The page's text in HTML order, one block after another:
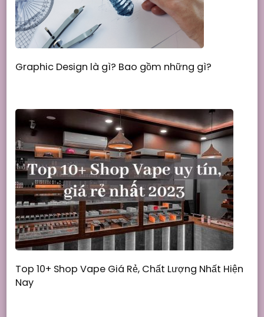
Graphic Design là gì? Bao gồm những gì?
Top 10+ Shop Vape Giá Rẻ, Chất Lượng Nhất Hiện
Nay